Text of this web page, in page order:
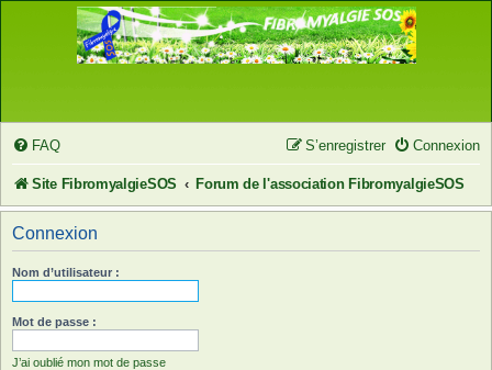
FAQ Connexion
S’enregistrer
Site FibromyalgieSOS Forum de l'association FibromyalgieSOS
Connexion
Nom d’utilisateur :
Mot de passe :
J’ai oublié mon mot de passe